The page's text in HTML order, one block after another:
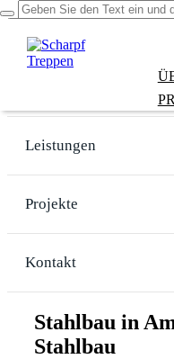
Leistungen
Projekte
Kontakt
Stahlbau in
Stahlbau